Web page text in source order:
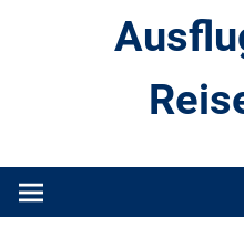
Produkttests und